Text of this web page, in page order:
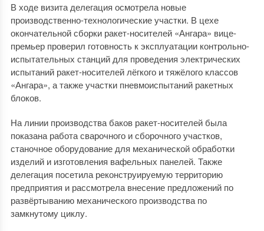
В ходе визита делегация осмотрела новые
производственно-технологические участки. В цехе
окончательной сборки ракет-носителей «Ангара» вице-
премьер проверил готовность к эксплуатации контрольно-
испытательных станций для проведения электрических
испытаний ракет-носителей лёгкого и тяжёлого классов
«Ангара», а также участки пневмоиспытаний ракетных
блоков.
На линии производства баков ракет-носителей была
показана работа сварочного и сборочного участков,
станочное оборудование для механической обработки
изделий и изготовления вафельных панелей. Также
делегация посетила реконструируемую территорию
предприятия и рассмотрела внесение предложений по
развёртыванию механического производства по
замкнутому циклу.